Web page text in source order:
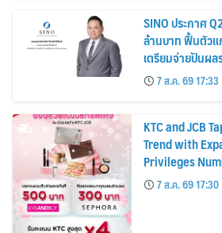
SINO ประกาศ
ล้านบาท ฟื้นตัว
เตรียมจ่ายปันผ
บาทต่อหุ้น ครึ่งปีห
7 ส.ค. 69 17:33
KTC and JCB
Trend with
Privileges
Cardmembers
Cosmetics
7 ส.ค. 69 17:30